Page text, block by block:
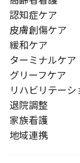
認知症ケア
皮膚創傷ケア
緩和ケア
ターミナルケア
グリーフケア
リハビリテーシ
退院調整
家族看護
地域連携